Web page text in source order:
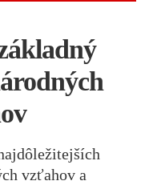
vzťahov a